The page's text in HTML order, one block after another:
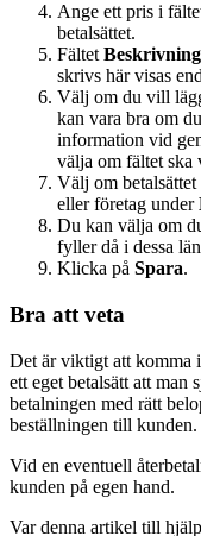
Ange ett pris i
betalsättet.
FältetBeskrivning
skrivs här visas
Välj om du vill
kan vara bra om
information vid
välja om fältet ska
Välj om
eller företag under
Du kan välja om
fyller då i dessa
Klicka på Spara.
Bra att veta
Det är viktigt att komma
ett eget betalsätt att man
betalningen med rätt
beställningen till kunden.
Vid en eventuell
kunden på egen hand.
Var denna artikel till